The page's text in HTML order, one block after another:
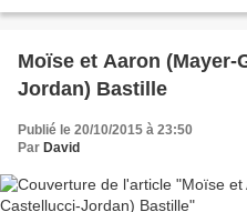
Moïse et Aaron
Jordan) Bastille
Publié le 20/10/2015 à 23:50
Par David